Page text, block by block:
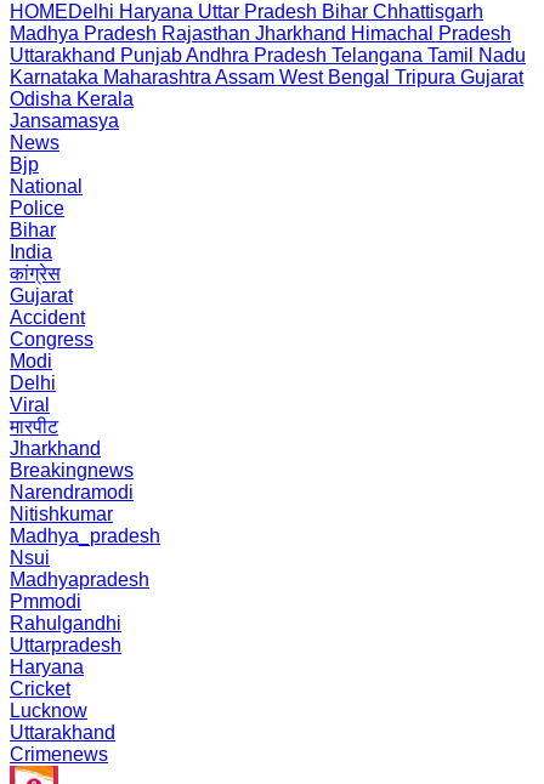
HOMEDelhi Haryana Uttar Pradesh Bihar Chhattisgarh
Madhya Pradesh Rajasthan Jharkhand Himachal Pradesh
Uttarakhand PunjabAndhra Pradesh Telangana Tamil Nadu
Karnataka Maharashtra Assam West Bengal Tripura Gujarat
Odisha Kerala
Jansamasya
News
Bjp
National
Police
Bihar
India
कांग्रेस
Gujarat
Accident
Congress
Modi
Delhi
Viral
मारपीट
Jharkhand
Breakingnews
Narendramodi
Nitishkumar
Madhya_pradesh
Nsui
Madhyapradesh
Pmmodi
Rahulgandhi
Uttarpradesh
Haryana
Cricket
Lucknow
Uttarakhand
Crimenews